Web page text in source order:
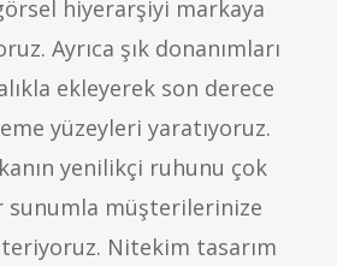
hiyerarşiyi markaya
Ayrıca şık donanımları
ekleyerek son derece
yüzeyleri yaratıyoruz.
yenilikçi ruhunu çok
müşterilerinize
Nitekim tasarım